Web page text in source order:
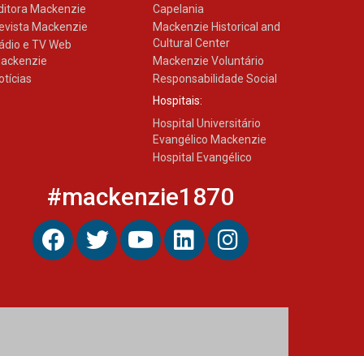
Mackenzie
Mackenzie
e TV Web
Capelania
Mackenzie Historical and
Cultural Center
Mackenzie Voluntário
Responsabilidade Social
Hospitais:
Hospital Universitário
Evangélico Mackenzie
Hospital Evangélico
#mackenzie1870